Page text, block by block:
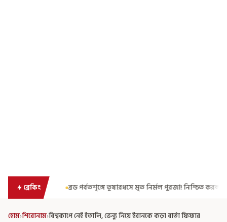
ব্রেকিং
তুষারধসে মৃত নির্মল পুরজা! নিশ্চিত করল Elite Exped
হোম›শিরোনাম›বিশ্বকাপে নেই ইতালি, ভেন্যু নিয়ে ইরানকে কড়া বার্তা ফিফার